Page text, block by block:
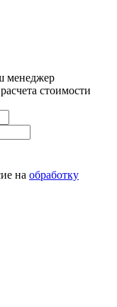
менеджер
стоимости
на обработку